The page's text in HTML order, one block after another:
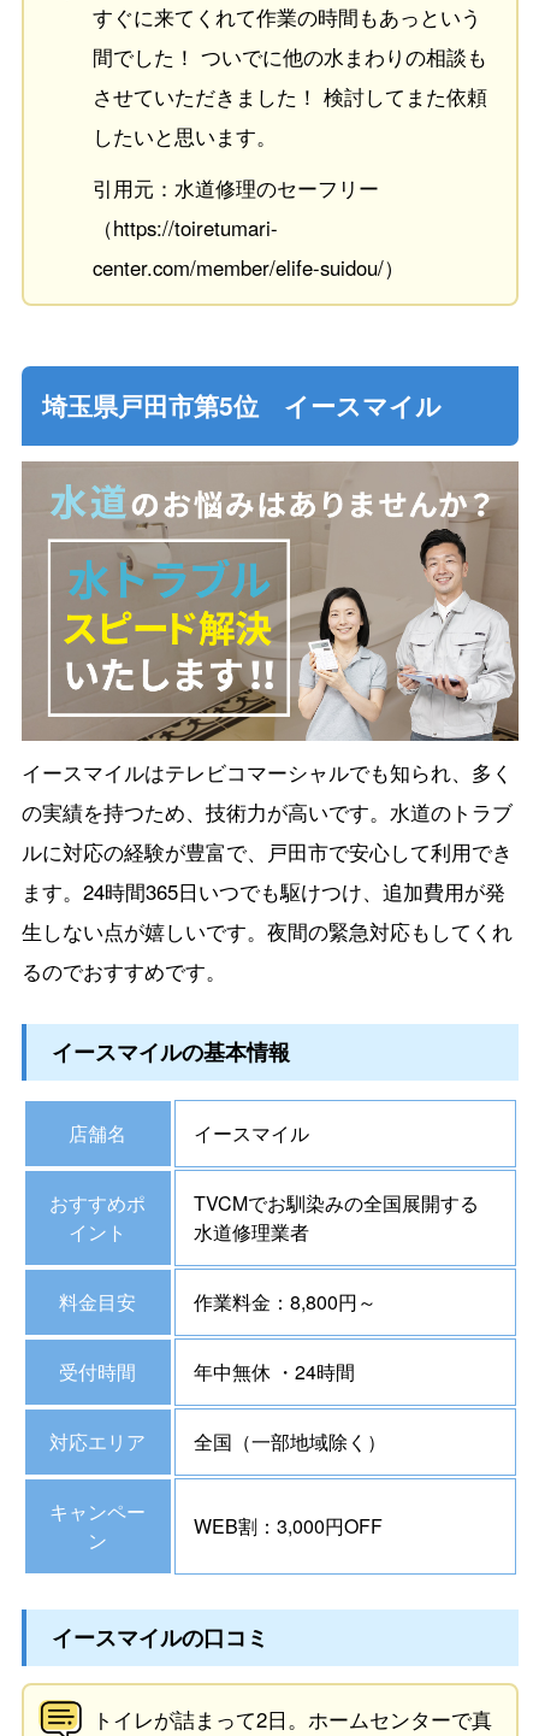
すぐに来てくれて作業の時間もあっという
間でした！ ついでに他の水まわりの相談も
させていただきました！ 検討してまた依頼
したいと思います。
引用元：水道修理のセーフリー
（https://toiretumari-
center.com/member/elife-suidou/）
埼玉県戸田市第5位 イースマイル
イースマイルはテレビコマーシャルでも知られ、多く
の実績を持つため、技術力が高いです。水道のトラブ
ルに対応の経験が豊富で、戸田市で安心して利用でき
ます。24時間365日いつでも駆けつけ、追加費用が発
生しない点が嬉しいです。夜間の緊急対応もしてくれ
るのでおすすめです。
イースマイルの基本情報
店舗名 イースマイル
おすすめポ
イント
TVCMでお馴染みの全国展開する
水道修理業者
料金目安 作業料金：8,800円～
受付時間 年中無休 ・24時間
対応エリア 全国（一部地域除く）
キャンペー
ン
WEB割：3,000円OFF
イースマイルの口コミ
トイレが詰まって2日。ホームセンターで真